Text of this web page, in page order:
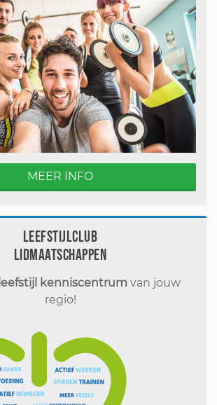
MEER INFO
Leefstijlclub
Lidmaatschappen
leefstijl kenniscentrum van jouw
regio!